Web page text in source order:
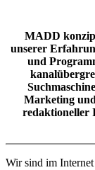
MADD
unserer
und
Marketing
redaktioneller
Wir sind im